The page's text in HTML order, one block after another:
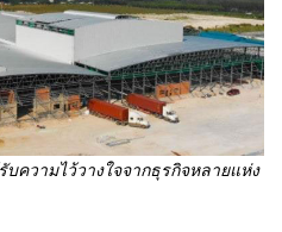
ความไว้วางใจจากธุรกิจหลายแห่ง